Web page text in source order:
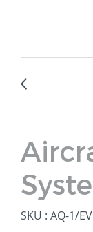
SKU : AQ-1/EV